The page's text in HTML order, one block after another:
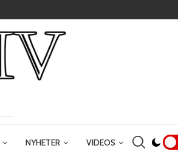
NYHETER VIDEOS